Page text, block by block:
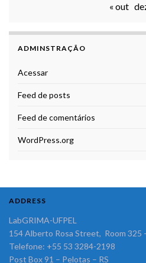
« out
ADMINSTRAÇÃO
Acessar
Feed de posts
Feed de comentários
WordPress.org
ADDRESS
LabGRIMA-UFPEL
154 Alberto Rosa Street, Room 325
Telefone: +55 53 3284-2198
Post Box 91 – Pelotas – RS